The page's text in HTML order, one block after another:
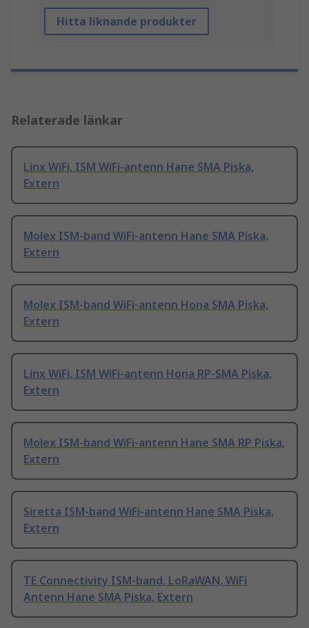
Hitta liknande produkter
Relaterade länkar
Linx WiFi, ISM WiFi-antenn Hane SMA Piska,
Extern
Molex ISM-band WiFi-antenn Hane SMA Piska,
Extern
Molex ISM-band WiFi-antenn Hona SMA Piska,
Extern
Linx WiFi, ISM WiFi-antenn Hona RP-SMA Piska,
Extern
Molex ISM-band WiFi-antenn Hane SMA RP Piska,
Extern
Siretta ISM-band WiFi-antenn Hane SMA Piska,
Extern
TE Connectivity ISM-band, LoRaWAN, WiFi
Antenn Hane SMA Piska, Extern